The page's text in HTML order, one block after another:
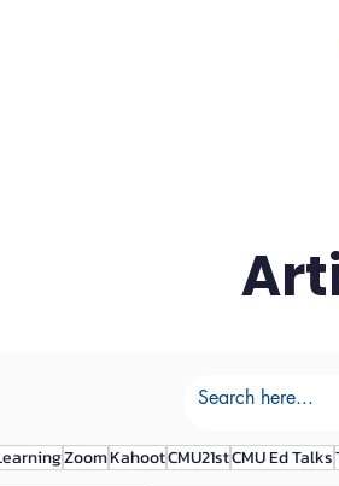
ZoomKahootCMU21stCMU Ed Talks